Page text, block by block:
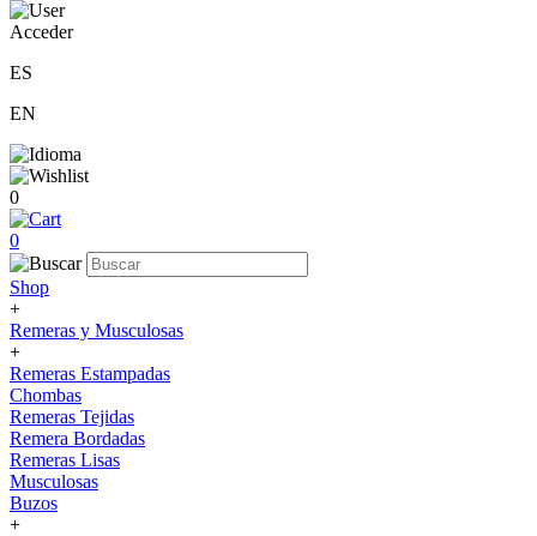
Acceder
ES
EN
0
0
Shop
+
Remeras y Musculosas
+
Remeras Estampadas
Chombas
Remeras Tejidas
Remera Bordadas
Remeras Lisas
Musculosas
Buzos
+